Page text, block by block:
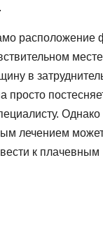
расположение
в
просто
Однако
лечением
к плачевным